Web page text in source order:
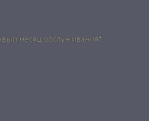
месяц обслуживания*